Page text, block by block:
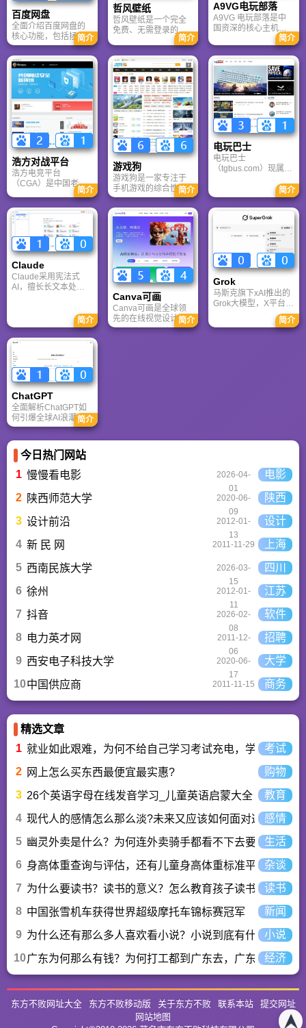
百度网盘
全面介绍百度网盘的
核心功能，包括拯救
手机内存、在线看视
频、AI智能做笔记与
总结长文。详细解答
数据安全性及服务器
备份机制，带你了解
GenFlow AI智能体如
何帮你高效办公与学
习。
简介
哲风壁纸
哲风壁纸是一个完全
免费、无需登录的高
清壁纸下载网站。提
供海量4K、8K超清电
脑与手机壁纸，涵盖
动漫、风景、赛博朋
克等多元风格。支持
动态壁纸与头像制
作，国内访问极速，
是美化桌面的首选平
台。
简介
A9VG电玩部落
A9VG 电玩部落是中
国资深的核心主机游
戏玩家社区。网站以
论坛为核心，提供全
面的主机游戏资讯、
攻略和资料库，覆盖
PlayStation、Xbox、
Switch 等全平台。凭
借其深厚的历史积淀
和活跃的用户群体，
A9VG 成为硬核玩家
交流心得、分享攻略
的首选平台之一。
简介
浩方对战平台
浩方电竞平台
（CGA）是中国老牌
游戏联机平台，提供
CS、War3、星际争霸
等经典游戏的稳定联
机服务。重温DOTA1
的激情岁月，找回当
年的战友。同时提供
最新CGA电竞赛事资
讯及热门页游入口，
致敬中国电竞的黄金
时代。
简介
游戏狗
游戏狗是一家专注于
手机游戏的综合性门
户网站。它致力于为
手游玩家提供最新、
最全的游戏资讯、攻
略、评测及视频等内
容，是国内较早一批
专注于移动游戏领域
的垂直媒体。
简介
电玩巴士
电玩巴士
（tgbus.com）现属于
注于解决游戏用户需
求的综合性游戏门户
网站，电玩巴士是一
个全面的综合性游戏
门户，专注于为全球
玩家提供主机、PC及
移动端游戏的全方位
资讯。
简介
Claude
Claude采用宪法式
AI，擅长长文本处理
在复杂推理、代码与
快速迭代上占优。两
者定位不同，各有千
简介
Canva可画
Canva可画是全球领
先的在线视觉设计平
台，内置AI“魔力工作
简介
Grok
马斯克旗下xAI推出的
Grok大模型，X平台实
时数据整合与多智能
体协作的核心优势。
针对其中文能力、隐
简介
ChatGPT‌
全面解析ChatGPT如
何引爆全球AI浪潮！
通俗讲解神经网络、
核心技术，带您轻松
看懂大语言模型如何
重塑未来。
简介
今日热门网站
1 慢慢看电影
2026-04-
01
电影
2 陕西师范大学
2020-06-
09
陕西
3 设计前沿
2012-01-
13
设计
4 新 民 网 2011-11-29
上海
5 西南民族大学
2026-03-
15
四川
6 徐州
2012-01-
11
江苏
7 抖音
2026-02-
08
软件
8 电力英才网
2011-12-
06
招聘
9 西安电子科技大学
2020-06-
17
大学
10中国供应商 2011-11-15 商务
精选文章
1 就业如此艰难，为何不给自己学习考试充电，学一技之长
考试
2
网上怎么买东西最便宜最实惠?
购物
3 26个英语字母在线发音学习_儿童英语启蒙大全
教育
4 现代人的感情怎么那么淡?未来又应该如何面对这人情淡
感情
5 幽灵外卖是什么？为何连外卖骑手都看不下去要举报？
生活
6 身高体重查询与评估，还有儿童身高体重标准平均值表与
杂谈
7 为什么要读书？读书的意义？怎么教育孩子读书？读书
8 中国张雪机车获得世界超级摩托车锦标赛冠军
新闻
9 为什么还有那么多人喜欢看小说？小说到底有什么魅力长
小说
10广东为何那么有钱？为何打工都到广东去，广东连续37年
经济
东方不败网址大全 东方不败移动版 关于东方不败 联系本站
提交网址
网站地图